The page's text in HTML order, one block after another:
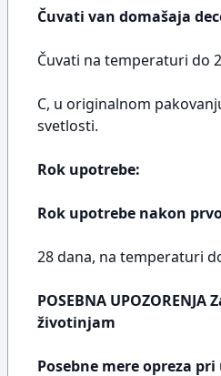
Čuvati van domašaja
Čuvati na temperaturi do
C, u originalnom
svetlosti.
Rok upotrebe:
Rok upotrebe nakon
28 dana, na temperaturi
POSEBNA
životinjam
Posebne mere opreza